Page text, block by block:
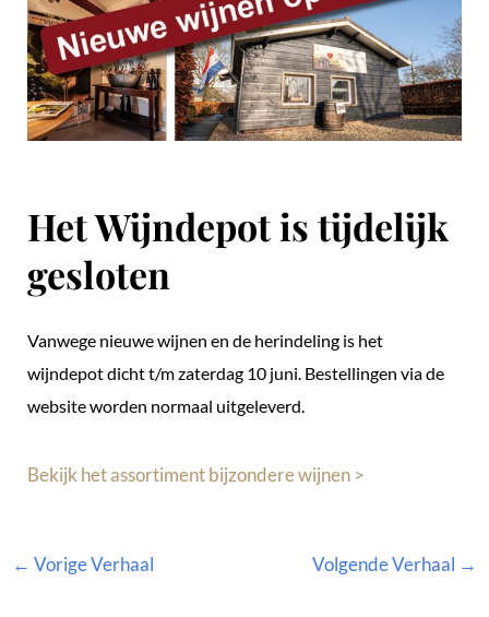
Het Wijndepot is tijdelijk
gesloten
Vanwege nieuwe wijnen en de herindeling is het
wijndepot dicht t/m zaterdag 10 juni. Bestellingen via de
website worden normaal uitgeleverd.
Bekijk het assortiment bijzondere wijnen >
← Vorige Verhaal Volgende Verhaal →